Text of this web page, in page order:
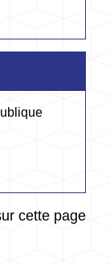
cette page